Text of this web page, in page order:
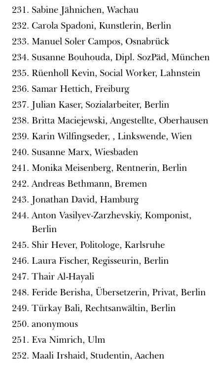
Sabine Jähnichen, Wachau
Carola Spadoni, Kunstlerin, Berlin
Manuel Soler Campos, Osnabrück
Susanne Bouhouda, Dipl. SozPäd, München
Rüenholl Kevin, Social Worker, Lahnstein
Samar Hettich, Freiburg
Julian Kaser, Sozialarbeiter, Berlin
Britta Maciejewski, Angestellte, Oberhausen
Karin Wilfingseder, , Linkswende, Wien
Susanne Marx, Wiesbaden
Monika Meisenberg, Rentnerin, Berlin
Andreas Bethmann, Bremen
Jonathan David, Hamburg
Anton Vasilyev-Zarzhevskiy, Komponist,
Berlin
Shir Hever, Politologe, Karlsruhe
Laura Fischer, Regisseurin, Berlin
Thair Al-Hayali
Feride Berisha, Übersetzerin, Privat, Berlin
Türkay Bali, Rechtsanwältin, Berlin
anonymous
Eva Nimrich, Ulm
Maali Irshaid, Studentin, Aachen